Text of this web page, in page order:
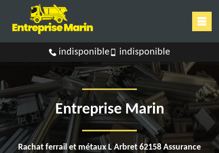
indisponible indisponible
Entreprise Marin
Rachat ferrail et métaux L Arbret 62158 Assurance